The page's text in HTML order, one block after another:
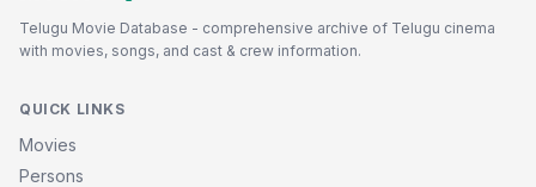
Telugu Movie Database - comprehensive archive of Telugu cinema
with movies, songs, and cast & crew information.
QUICK LINKS
Movies
Persons